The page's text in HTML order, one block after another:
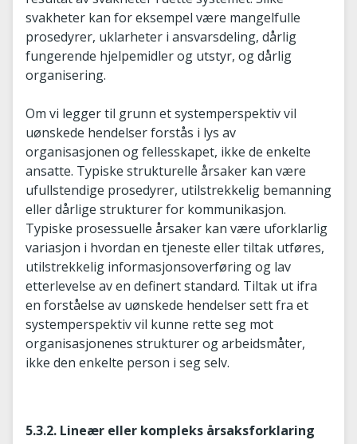
svakheter kan for eksempel være mangelfulle
prosedyrer, uklarheter i ansvarsdeling, dårlig
fungerende hjelpemidler og utstyr, og dårlig
organisering.
Om vi legger til grunn et systemperspektiv vil
uønskede hendelser forstås i lys av
organisasjonen og fellesskapet, ikke de enkelte
ansatte. Typiske strukturelle årsaker kan være
ufullstendige prosedyrer, utilstrekkelig bemanning
eller dårlige strukturer for kommunikasjon.
Typiske prosessuelle årsaker kan være uforklarlig
variasjon i hvordan en tjeneste eller tiltak utføres,
utilstrekkelig informasjonsoverføring og lav
etterlevelse av en definert standard. Tiltak ut ifra
en forståelse av uønskede hendelser sett fra et
systemperspektiv vil kunne rette seg mot
organisasjonenes strukturer og arbeidsmåter,
ikke den enkelte person i seg selv.
5.3.2. Lineær eller kompleks årsaksforklaring